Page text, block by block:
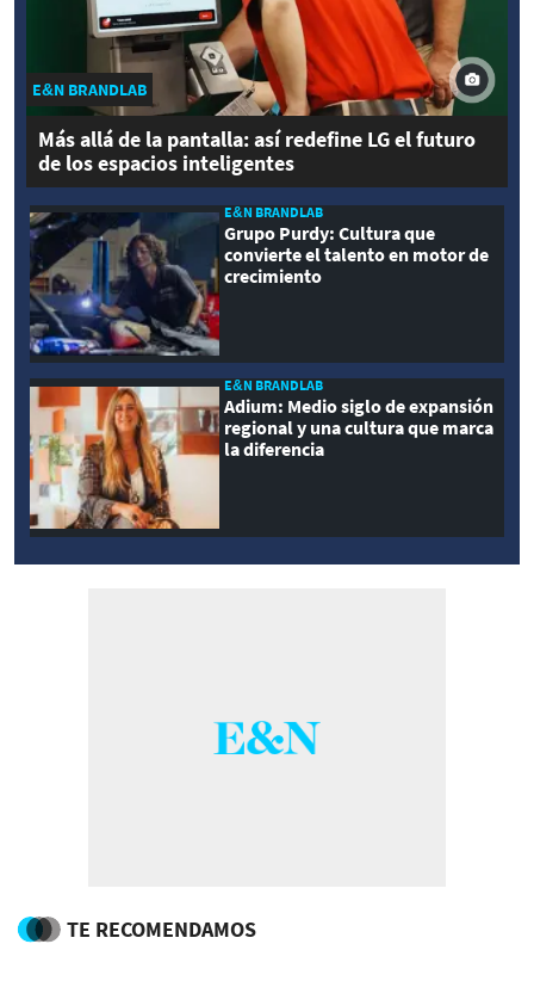
E&N BRANDLAB
Más allá de la pantalla: así redefine LG el futuro
de los espacios inteligentes
E&N BRANDLAB
Grupo Purdy: Cultura que
convierte el talento en motor de
crecimiento
E&N BRANDLAB
Adium: Medio siglo de expansión
regional y una cultura que marca
la diferencia
TE RECOMENDAMOS